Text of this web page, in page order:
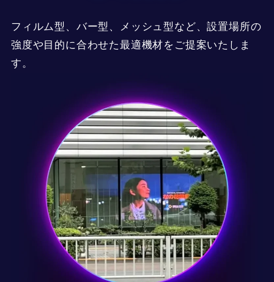
フィルム型、バー型、メッシュ型など、設置場所の
強度や目的に合わせた最適機材をご提案いたしま
す。